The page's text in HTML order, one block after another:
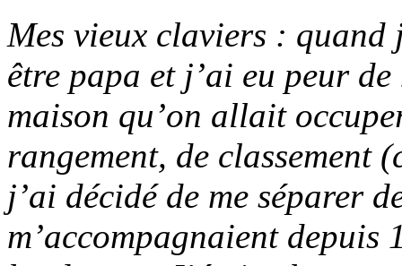
Mes vieux claviers : quand
être papa et j’ai eu peur
maison qu’on allait
rangement, de classement
j’ai décidé de me séparer
m’accompagnaient depuis